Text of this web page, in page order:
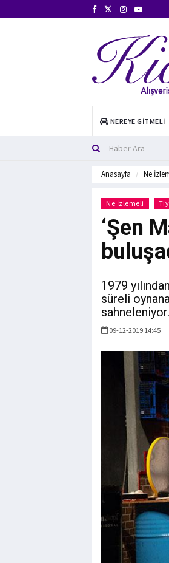
NEREYE GITMELI
Anasayfa Ne
Ne İzlemeli
‘Şen
1979
süreli
sahneleniyor.
09-12-2019 14:45